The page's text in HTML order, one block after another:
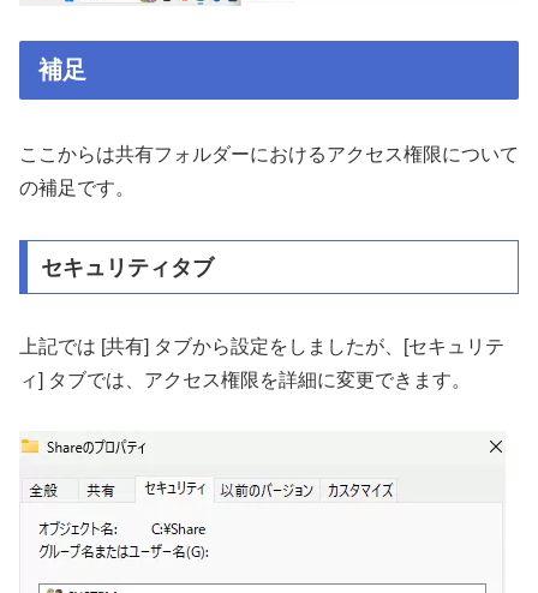
補足
ここからは共有フォルダーにおけるアクセス権限について
の補足です。
セキュリティタブ
上記では [共有] タブから設定をしましたが、[セキュリテ
ィ] タブでは、アクセス権限を詳細に変更できます。